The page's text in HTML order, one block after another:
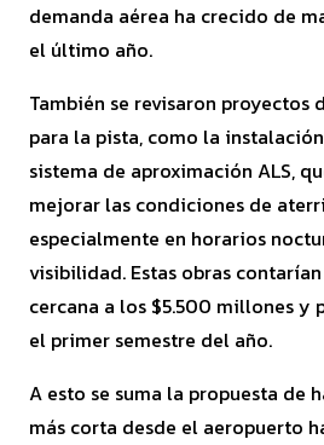
demanda aérea ha crecido de
el último año.
También se revisaron proyectos
para la pista, como la
sistema de aproximación ALS,
mejorar las condiciones de
especialmente en horarios
visibilidad. Estas obras
cercana a los $5.500 millones y
el primer semestre del año.
A esto se suma la propuesta de
más corta desde el aeropuerto